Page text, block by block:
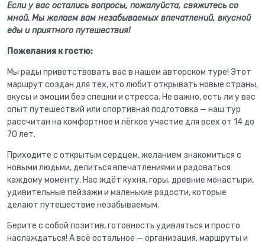
Если у вас остались вопросы, пожалуйста, свяжитесь со
мной. Мы желаем вам незабываемых впечатлений, вкусной
еды и приятного путешествия!
Пожелания к гостю:
Мы рады приветствовать вас в нашем авторском туре! Этот
маршрут создан для тех, кто любит открывать новые страны,
вкусы и эмоции без спешки и стресса. Не важно, есть ли у вас
опыт путешествий или спортивная подготовка — наш тур
рассчитан на комфортное и лёгкое участие для всех от 14 до
70 лет.
Приходите с открытым сердцем, желанием знакомиться с
новыми людьми, делиться впечатлениями и радоваться
каждому моменту. Нас ждёт кухня, горы, древние монастыри,
удивительные пейзажи и маленькие радости, которые
делают путешествие незабываемым.
Берите с собой позитив, готовность удивляться и просто
наслаждаться! А всё остальное — организация, маршруты и